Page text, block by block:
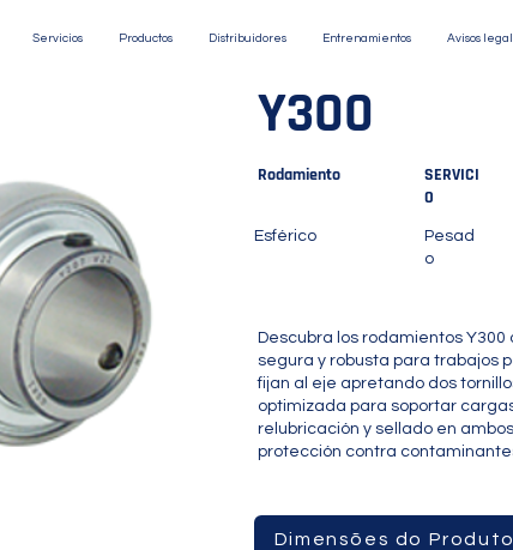
Servicios Productos Distribuidores Entrenamientos Avisos
Y300
Rodamiento
Esférico
SERVICI
O
Pesad
o
Descubra los rodamientos
segura y robusta para trabajos
fijan al eje apretando dos
optimizada para soportar
relubricación y sellado en
protección contra
Dimensões do Produto